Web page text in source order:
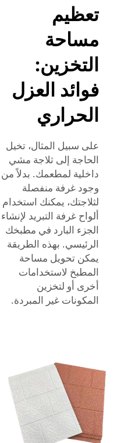
تعظيم
مساحة
التخزين:
فوائد العزل
الحراري
على سبيل المثال، تخيل
الحاجة إلى ثلاجة مشي
داخلية لمطعمك. بدلاً من
وجود غرفة منفصلة
لثلاجتك، يمكنك استخدام
ألواح غرفة التبريد لإنشاء
الجزء البارد في مطبخك
الرئيسي. بهذه الطريقة
يمكن تحويل مساحة
المطبخ لاستخدامات
أخرى أو لتخزين
المكونات غير المبردة.